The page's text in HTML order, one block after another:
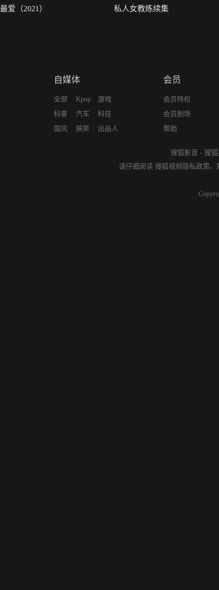
最爱（2021） 私人女教练续集
自媒体
全部
科普
国风
Kpop
汽车
搞笑
游戏
科技
出品人
会员
会员特权
会员剧场
帮助
搜狐影音 - 搜
请仔细阅读 搜狐视频隐私政策、